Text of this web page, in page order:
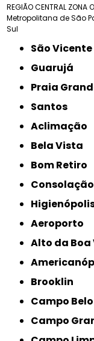
REGIÃO CENTRAL ZONA
Metropolitana de São
Sul
São Vicente
Guarujá
Praia
Santos
Aclimação
Bela Vista
Bom Retiro
Consolação
Aeroporto
Alto da
Brooklin
Campo Belo
Campo